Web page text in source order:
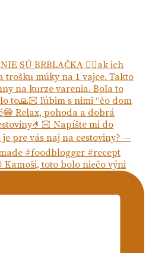
Kamoši, toto bolo niečo výni